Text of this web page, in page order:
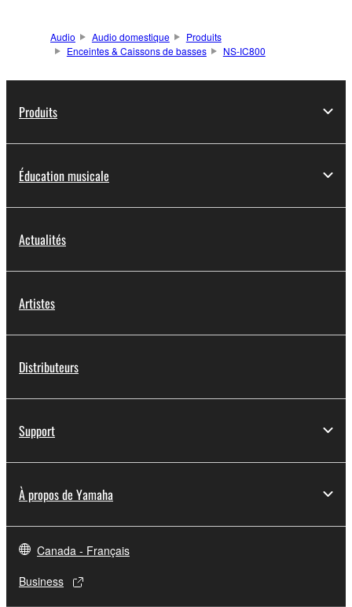
Audio Audio domestique
Produits
Enceintes & Caissons de basses
NS-IC800
Produits
Éducation musicale
Actualités
Artistes
Distributeurs
Support
À propos de Yamaha
Canada - Français
Business